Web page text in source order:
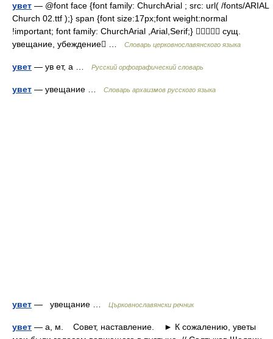
увет — @font face {font family: ChurchArial ; src: url( /fonts/ARIAL
Church 02.ttf );} span {font size:17px;font weight:normal
!important; font family: ChurchArial ,Arial,Serif;}  сущ.
увещание, убеждение …
Словарь церковнославянского языка
увет — ув ет, а … Русский орфографический словарь
увет — увещание … Cловарь архаизмов русского языка
увет — увещание … Църковнославянски речник
увет — а, м. Совет, наставление. ► К сожалению, уветы